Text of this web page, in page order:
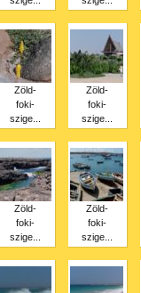
Zöld-
foki-
szige...
Zöld-
foki-
szige...
Zöld-
foki-
szige...
Zöld-
foki-
szige...